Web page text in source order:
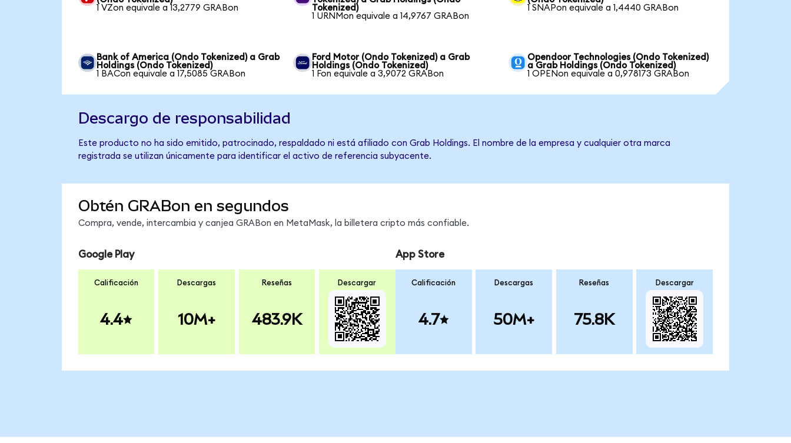
1 VZon equivale a 13,2779 GRABon
Tokenized)
1 URNMon equivale a 14,9767 GRABon
1 SNAPon equivale a 1,4440 GRABon
Bank of America (Ondo Tokenized) a Grab
Holdings (Ondo Tokenized)
1 BACon equivale a 17,5085 GRABon
Ford Motor (Ondo Tokenized) a Grab
Holdings (Ondo Tokenized)
1 Fon equivale a 3,9072 GRABon
Opendoor Technologies (Ondo Tokenized)
a Grab Holdings (Ondo Tokenized)
1 OPENon equivale a 0,978173 GRABon
Descargo de responsabilidad
Este producto no ha sido emitido, patrocinado, respaldado ni está afiliado con Grab Holdings. El nombre de la empresa y cualquier otra marca
registrada se utilizan únicamente para identificar el activo de referencia subyacente.
Obtén GRABon en segundos
Compra, vende, intercambia y canjea GRABon en MetaMask, la billetera cripto más confiable.
Google Play
Calificación
4.4
Descargas
10M+
Reseñas
483.9K
Descargar
App Store
Calificación
4.7
Descargas
50M+
Reseñas
75.8K
Descargar